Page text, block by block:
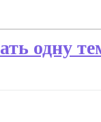
одну